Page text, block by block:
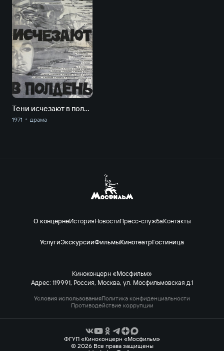
Тени исчезают в полдень
1971 драма
О концернеИсторияНовостиПресс-службаКонтакты
УслугиЭкскурсииФильмыКинотеатрГостиница
Киноконцерн «Мосфильм»
Адрес: 119991, Россия, Москва, ул. Мосфильмовская д.1
Условия использованияПолитика конфиденциальности
Противодействие коррупции
ФГУП «Киноконцерн «Мосфильм»
© 2026 Все права защищены